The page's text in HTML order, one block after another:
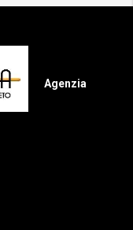
Agenzia